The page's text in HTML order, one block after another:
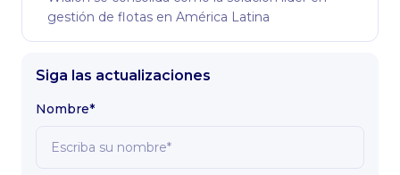
gestión de flotas en América Latina
Siga las actualizaciones
Nombre*